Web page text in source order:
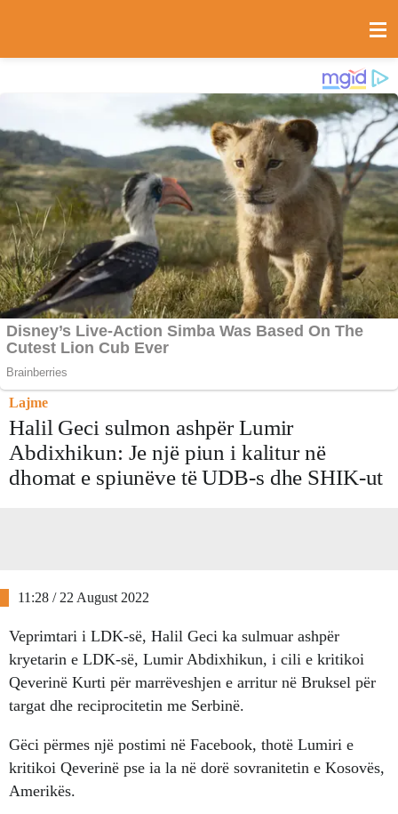
Lajme
Halil Geci sulmon ashpër Lumir
Abdixhikun: Je një piun i kalitur në
dhomat e spiunëve të UDB-s dhe SHIK-ut
11:28 / 22 August 2022
Veprimtari i LDK-së, Halil Geci ka sulmuar ashpër
kryetarin e LDK-së, Lumir Abdixhikun, i cili e kritikoi
Qeverinë Kurti për marrëveshjen e arritur në Bruksel për
targat dhe reciprocitetin me Serbinë.
Gëci përmes një postimi në Facebook, thotë Lumiri e
kritikoi Qeverinë pse ia la në dorë sovranitetin e Kosovës,
Amerikës.